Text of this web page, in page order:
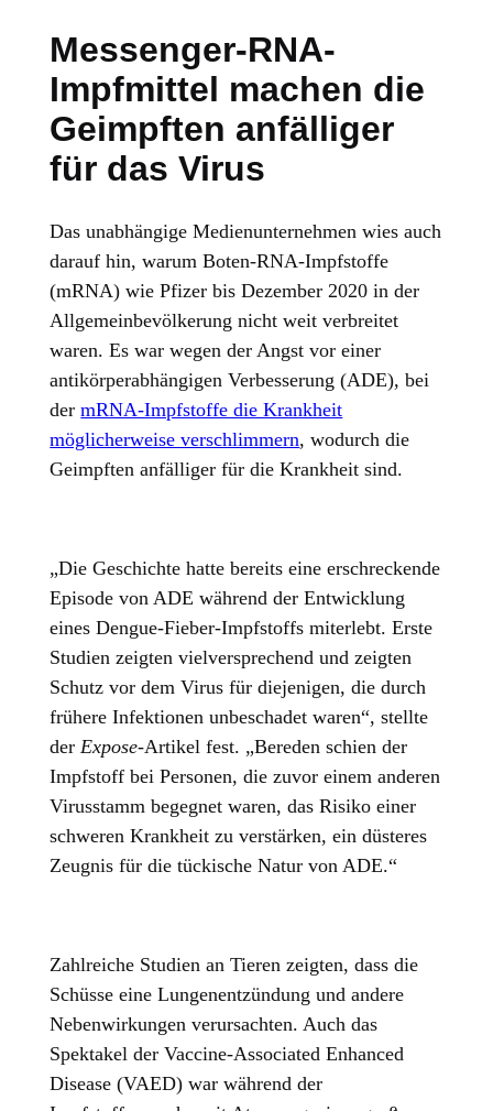
Messenger-RNA-
Impfmittel machen die
Geimpften anfälliger
für das Virus
Das unabhängige Medienunternehmen wies auch
darauf hin, warum Boten-RNA-Impfstoffe
(mRNA) wie Pfizer bis Dezember 2020 in der
Allgemeinbevölkerung nicht weit verbreitet
waren. Es war wegen der Angst vor einer
antikörperabhängigen Verbesserung (ADE), bei
dermRNA-Impfstoffe die Krankheit
möglicherweise verschlimmern, wodurch die
Geimpften anfälliger für die Krankheit sind.
„Die Geschichte hatte bereits eine erschreckende
Episode von ADE während der Entwicklung
eines Dengue-Fieber-Impfstoffs miterlebt. Erste
Studien zeigten vielversprechend und zeigten
Schutz vor dem Virus für diejenigen, die durch
frühere Infektionen unbeschadet waren“, stellte
derExpose-Artikel fest. „Bereden schien der
Impfstoff bei Personen, die zuvor einem anderen
Virusstamm begegnet waren, das Risiko einer
schweren Krankheit zu verstärken, ein düsteres
Zeugnis für die tückische Natur von ADE.“
Zahlreiche Studien an Tieren zeigten, dass die
Schüsse eine Lungenentzündung und andere
Nebenwirkungen verursachten. Auch das
Spektakel der Vaccine-Associated Enhanced
Disease (VAED) war während der